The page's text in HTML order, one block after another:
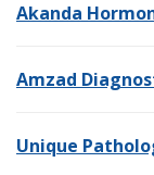
Akanda
Amzad
Unique